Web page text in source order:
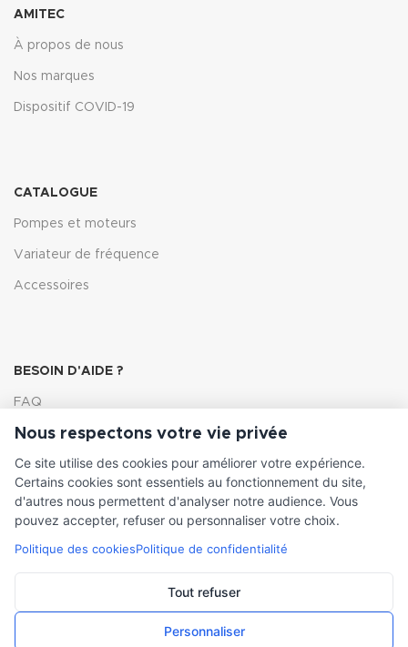
AMITEC
À propos de nous
Nos marques
Dispositif COVID-19
CATALOGUE
Pompes et moteurs
Variateur de fréquence
Accessoires
BESOIN D'AIDE ?
FAQ
Lexique
Comment choisir ma pompe
INFORMATIONS LÉGALES
Mentions légales
Nous respectons votre vie privée
Ce site utilise des cookies pour améliorer votre expérience.
Certains cookies sont essentiels au fonctionnement du site,
d'autres nous permettent d'analyser notre audience. Vous
pouvez accepter, refuser ou personnaliser votre choix.
Politique des cookiesPolitique de confidentialité
Tout refuser
Personnaliser